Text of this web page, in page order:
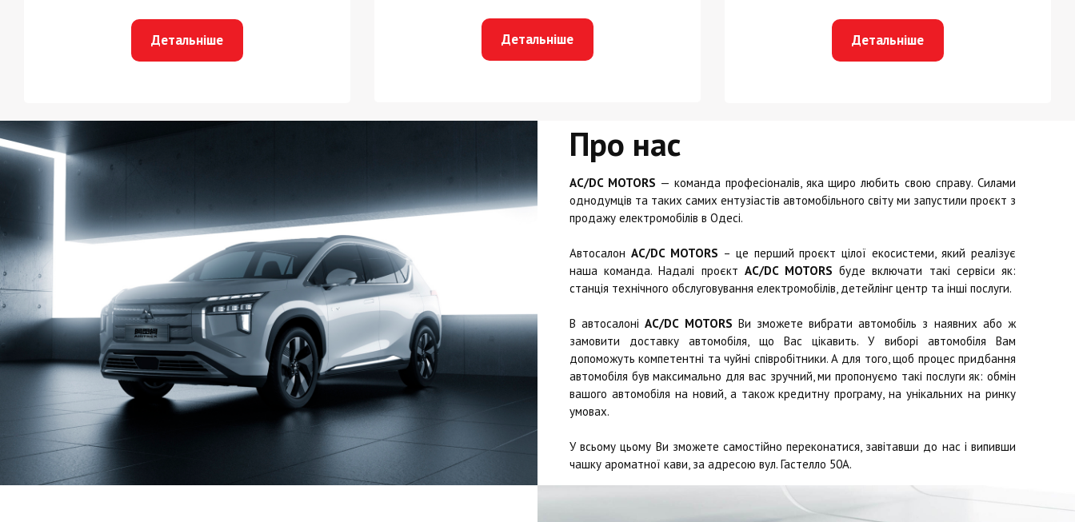
Детальніше Детальніше Детальніше
Про нас
AC/DC MOTORS — команда професіоналів, яка щиро любить свою справу. Силами
однодумців та таких самих ентузіастів автомобільного світу ми запустили проєкт з
продажу електромобілів в Одесі.
Автосалон AC/DC MOTORS – це перший проєкт цілої екосистеми, який реалізує
наша команда. Надалі проєкт AC/DC MOTORS буде включати такі сервіси як:
станція технічного обслуговування електромобілів, детейлінг центр та інші послуги.
В автосалоніAC/DC MOTORS Ви зможете вибрати автомобіль з наявних або ж
замовити доставку автомобіля, що Вас цікавить. У виборі автомобіля Вам
допоможуть компетентні та чуйні співробітники. А для того, щоб процес придбання
автомобіля був максимально для вас зручний, ми пропонуємо такі послуги як: обмін
вашого автомобіля на новий, а також кредитну програму, на унікальних на ринку
умовах.
У всьому цьому Ви зможете самостійно переконатися, завітавши до нас і випивши
чашку ароматної кави, за адресою вул. Гастелло 50А.